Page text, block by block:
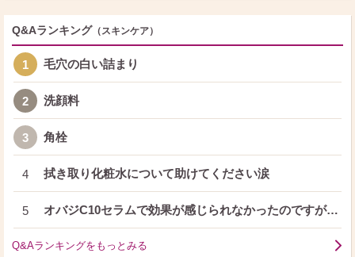
Q&Aランキング （スキンケア）
1 毛穴の白い詰まり
2 洗顔料
3 角栓
4 拭き取り化粧水について助けてください涙
5 オバジC10セラムで効果が感じられなかったのですが…
Q&Aランキングをもっとみる